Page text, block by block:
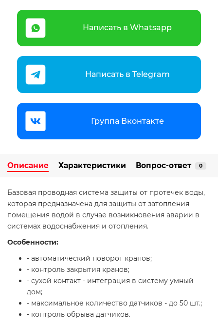
Написать в Whatsapp
Написать в Telegram
Группа Вконтакте
Описание Характеристики Вопрос-ответ 0
Базовая проводная система защиты от протечек воды,
которая предназначена для защиты от затопления
помещения водой в случае возникновения аварии в
системах водоснабжения и отопления.
Особенности:
- автоматический поворот кранов;
- контроль закрытия кранов;
- сухой контакт - интеграция в систему умный
дом;
- максимальное количество датчиков - до 50 шт.;
- контроль обрыва датчиков.